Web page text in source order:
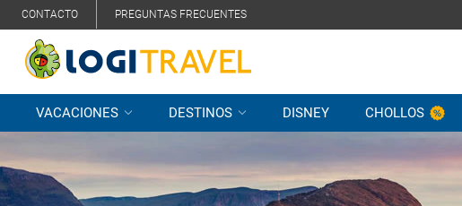
CONTACTO PREGUNTAS FRECUENTES
VACACIONES DESTINOS DISNEY CHOLLOS